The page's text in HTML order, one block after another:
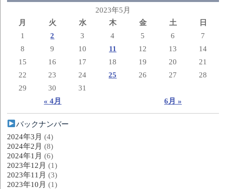
2023年5月
月
火 水 木 金 土 日
« 4月 6月 »
1 2 3 4 5 6
7
8
9 10 11 12 13
14
15
16 17 18 19 20
21
22
23 24 25 26 27
28
29
30 31
バックナンバー
2024年3月 (4)
2024年2月 (8)
2024年1月 (6)
2023年12月 (1)
2023年11月 (3)
2023年10月 (1)